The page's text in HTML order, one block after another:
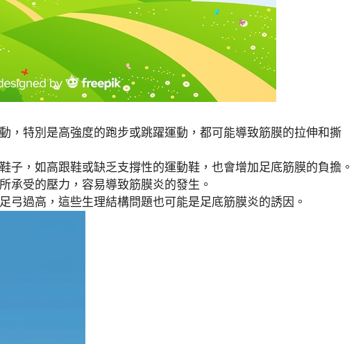
，特別是高強度的跑步或跳躍運動，都可能導致筋膜的拉伸和撕
子，如高跟鞋或缺乏支撐性的運動鞋，也會增加足底筋膜的負擔。
承受的壓力，容易導致筋膜炎的發生。
弓過高，這些生理結構問題也可能是足底筋膜炎的誘因。